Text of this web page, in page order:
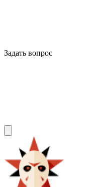
Задать вопрос